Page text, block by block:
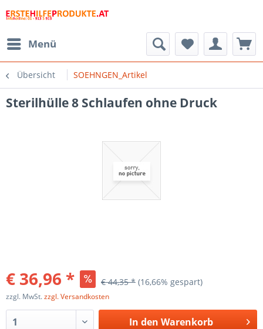
Menü
Übersicht SOEHNGEN_Artikel
Sterilhülle 8 Schlaufen ohne Druck
€ 36,96 * € 44,35 * (16,66% gespart)
zzgl. MwSt.zzgl. Versandkosten
In den Warenkorb